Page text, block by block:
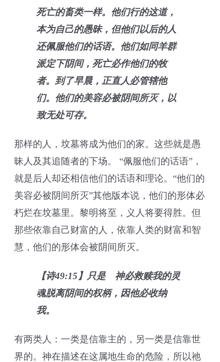
死亡的畜类一样。他们行的这道，
本为自己的愚昧，但他们以后的人
还佩服他们的话语。他们如同羊群
派定下阴间，死亡必作他们的牧
者。到了早晨，正直人必管辖他
们。他们的美容必被阴间所灭，以
致无处可存。
那样的人，坟墓将成为他们的家。这些就是愚
昧人及其追随者的下场。 “佩服他们的话语”，
就是后人却还相信他们的话语和理论。“他们的
美容必被阴间所灭”其他版本说，他们的形体必
朽烂在坟墓里。黎明将至，义人将要得胜。但
那些依靠自己财富的人，依靠人类的财富和智
慧，他们的形体会被阴间所灭。
【诗49:15】只是 神必救赎我的灵
魂脱离阴间的权柄，因他必收纳
我。
有两类人：一类是信靠主的，另一类是信靠世
界的。神在描述在这属地生命的危险，所以祂